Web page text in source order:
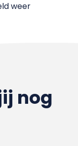
weer
nog